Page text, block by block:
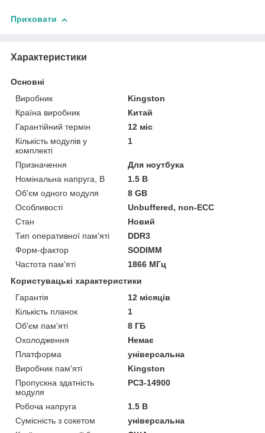
Приховати
Характеристики
Основні
Виробник
Kingston
Країна виробник
Китай
Гарантійний термін
12 міс
Кількість модулів у
комплекті
1
Призначення
Для ноутбука
Номінальна напруга, В
1.5 В
Об'єм одного модуля
8 GB
Особливості
Unbuffered, non-ECC
Стан
Новий
Тип оперативної пам'яті
DDR3
Форм-фактор
SODIMM
Частота пам'яті
1866 МГц
Користувацькі характеристики
Гарантія
12 місяців
Кількість планок
1
Об'єм пам'яті
8 ГБ
Охолодження
Немає
Платформа
універсальна
Виробник пам'яті
Kingston
Пропускна здатність
модуля
PC3-14900
Робоча напруга
1.5 В
Сумісність з сокетом
універсальна